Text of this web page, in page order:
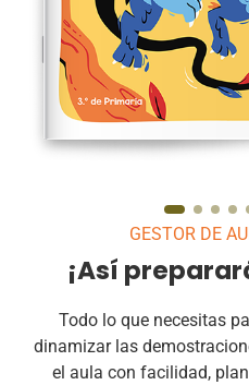
Bestias
A partir del reto de
género
creatividad y
GESTOR DE
¡Así
Todo lo que necesitas
dinamizar las
el aula con facilidad,